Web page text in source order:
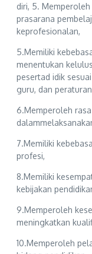
diri, 5.
prasarana
keprofesionalan,
5.Memiliki
menentukan
pesertad idik
guru, dan
6.Memperoleh
7.Memiliki
profesi,
8.Memiliki
kebijakan
9.Memperoleh
meningkatkan
10.Memperoleh